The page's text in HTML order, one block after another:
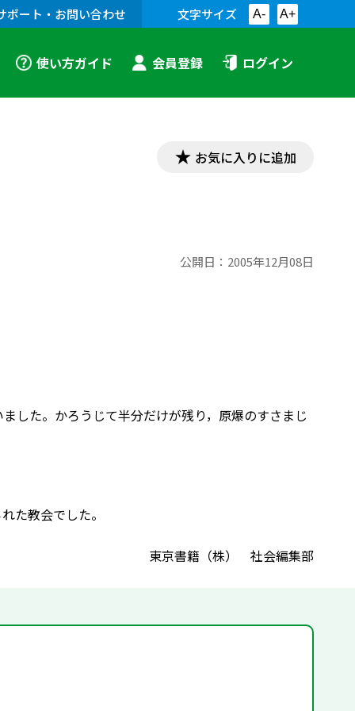
ポート・お問い合わせ 文字サイズ A- A+
使い方ガイド 会員登録 ログイン
お気に入りに追加
公開日： 2005年12月08日
した。かろうじて半分だけが残り，原爆のすさまじ
た教会でした。
東京書籍（株） 社会編集部